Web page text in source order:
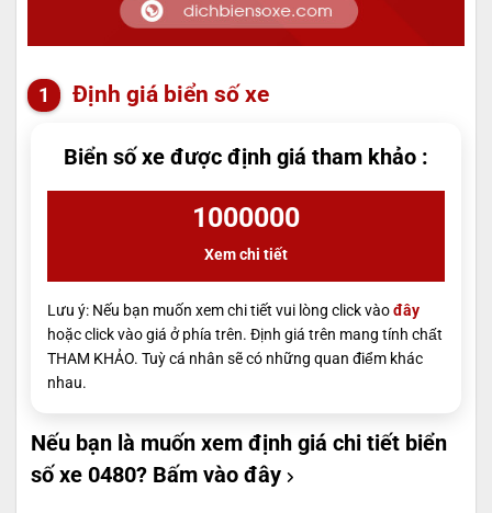
Định giá biển số xe
Biển số xe được định giá tham khảo :
1000000
Xem chi tiết
Lưu ý: Nếu bạn muốn xem chi tiết vui lòng click vàođây
hoặc click vào giá ở phía trên. Định giá trên mang tính chất
THAM KHẢO. Tuỳ cá nhân sẽ có những quan điểm khác
nhau.
Nếu bạn là muốn xem định giá chi tiết biển
số xe 0480? Bấm vào đây